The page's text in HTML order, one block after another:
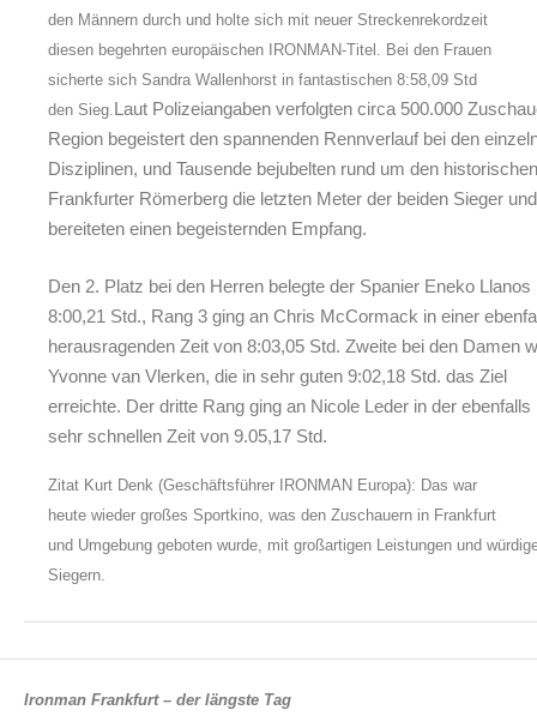
den Männern durch und holte sich mit neuer Streckenrekordzeit
diesen begehrten europäischen IRONMAN-Titel. Bei den Frauen
sicherte sich Sandra Wallenhorst in fantastischen 8:58,09 Std
den Sieg.Laut Polizeiangaben verfolgten circa 500.000
Region begeistert den spannenden Rennverlauf bei den
Disziplinen, und Tausende bejubelten rund um den historischen
Frankfurter Römerberg die letzten Meter der beiden Sieger und
bereiteten einen begeisternden Empfang.
Den 2. Platz bei den Herren belegte der Spanier Eneko Llanos
8:00,21 Std., Rang 3 ging an Chris McCormack in einer
herausragenden Zeit von 8:03,05 Std. Zweite bei den Damen
Yvonne van Vlerken, die in sehr guten 9:02,18 Std. das Ziel
erreichte. Der dritte Rang ging an Nicole Leder in der ebenfalls
sehr schnellen Zeit von 9.05,17 Std.
Zitat Kurt Denk (Geschäftsführer IRONMAN Europa): Das war
heute wieder großes Sportkino, was den Zuschauern in Frankfurt
und Umgebung geboten wurde, mit großartigen Leistungen und
Siegern.
Ironman Frankfurt – der längste Tag